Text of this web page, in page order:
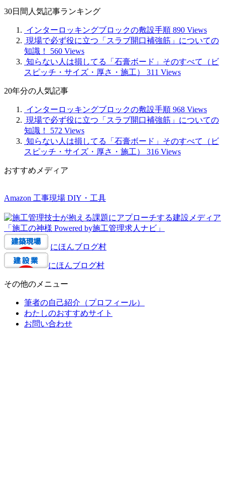
記
30日間人気記事ランキング
インターロッキングブロックの敷設手順 890 Views
現場で必ず役に立つ「スラブ開口補強筋」についての
知識！
560 Views
知らない人は損してる「石膏ボード」そのすべて（ビ
スピッチ・サイズ・厚さ・施工）
311 Views
20年分の人気記事
インターロッキングブロックの敷設手順 968 Views
現場で必ず役に立つ「スラブ開口補強筋」についての
知識！
572 Views
知らない人は損してる「石膏ボード」そのすべて（ビ
スピッチ・サイズ・厚さ・施工）
316 Views
おすすめメディア
Amazon 工事現場 DIY・工具
にほんブログ村
にほんブログ村
その他のメニュー
筆者の自己紹介（プロフィール）
わたしのおすすめサイト
お問い合わせ